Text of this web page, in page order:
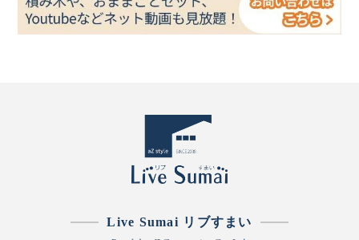
Live Sumai リブすまい